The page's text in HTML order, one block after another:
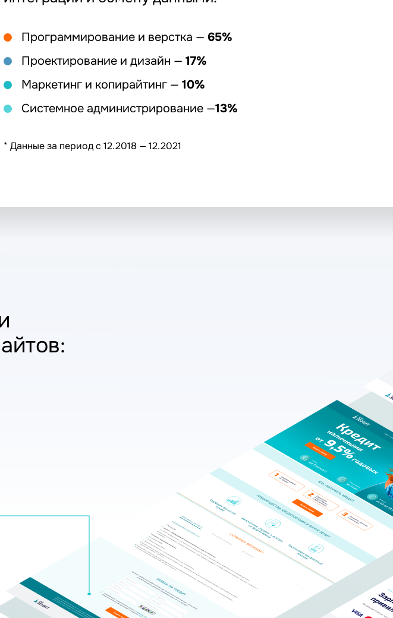
Программирование и верстка — 65%
Проектирование и дизайн — 17%
Маркетинг и копирайтинг — 10%
Системное администрирование —13%
* Данные за период с 12.2018 — 12.2021